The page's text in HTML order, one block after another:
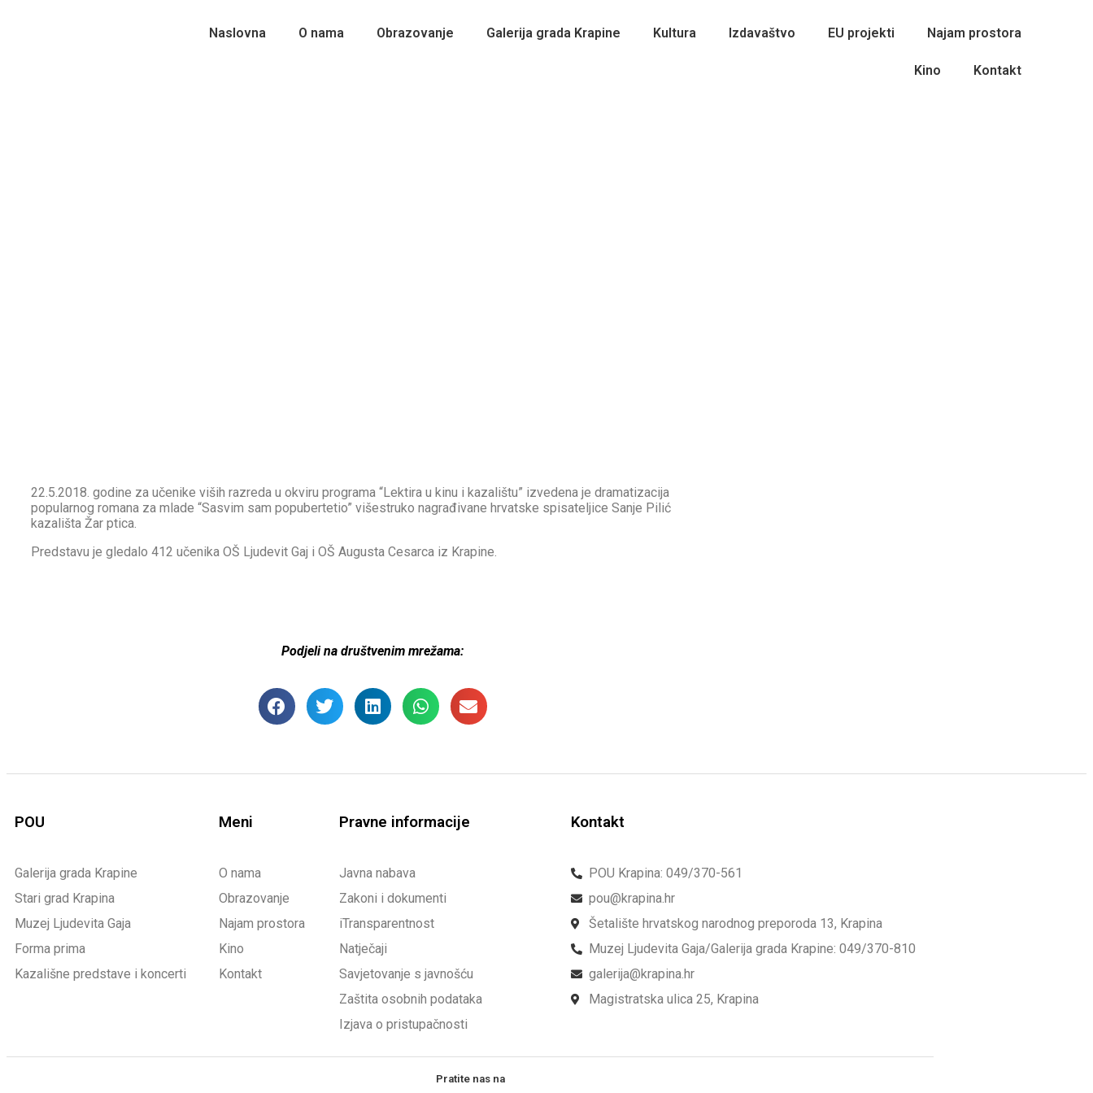
Naslovna O nama Obrazovanje Galerija grada Krapine Kultura Izdavaštvo EU projekti Najam prostora
Kino Kontakt
22.5.2018. godine za učenike viših razreda u okviru programa “Lektira u kinu i kazalištu” izvedena je dramatizacija
popularnog romana za mlade “Sasvim sam popubertetio” višestruko nagrađivane hrvatske spisateljice Sanje Pilić
kazališta Žar ptica.
Predstavu je gledalo 412 učenika OŠ Ljudevit Gaj i OŠ Augusta Cesarca iz Krapine.
Podjeli na društvenim mrežama:
POU
Galerija grada Krapine
Stari grad Krapina
Muzej Ljudevita Gaja
Forma prima
Kazališne predstave i koncerti
Meni
O nama
Obrazovanje
Najam prostora
Kino
Kontakt
Pravne informacije
Javna nabava
Zakoni i dokumenti
iTransparentnost
Natječaji
Savjetovanje s javnošću
Zaštita osobnih podataka
Izjava o pristupačnosti
Kontakt
POU Krapina: 049/370-561
pou@krapina.hr
Šetalište hrvatskog narodnog preporoda 13, Krapina
Muzej Ljudevita Gaja/Galerija grada Krapine: 049/370-810
galerija@krapina.hr
Magistratska ulica 25, Krapina
Pratite nas na